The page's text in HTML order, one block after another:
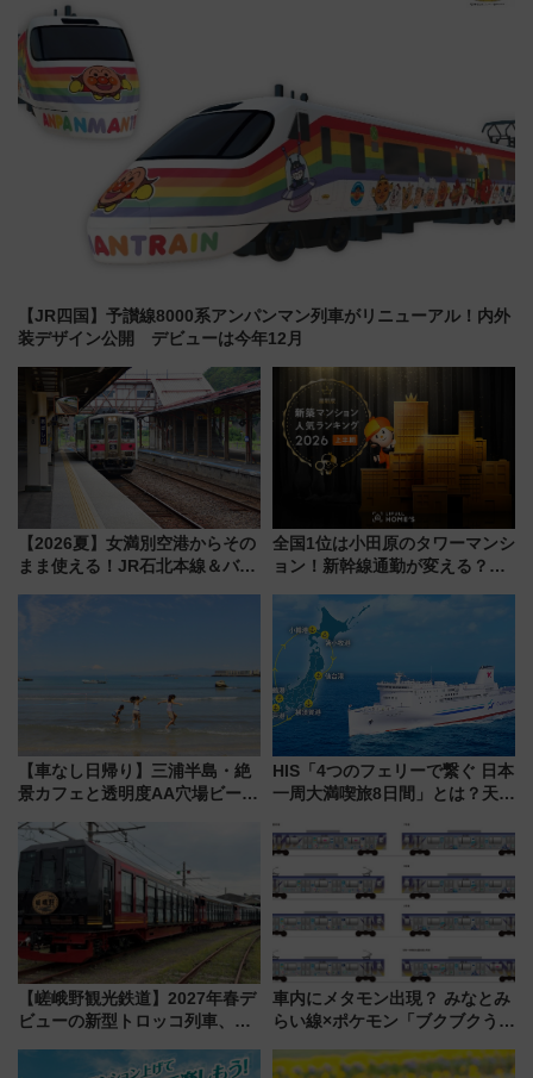
【JR四国】予讃線8000系アンパンマン列車がリニューアル！内外
装デザイン公開 デビューは今年12月
【2026夏】女満別空港からその
まま使える！JR石北本線＆バス
ーパス」でおトクに道東観光
全国1位は小田原のタワーマンシ
ョン！新幹線通勤が変える？
【新築マンション人気ランキン
グ】
【車なし日帰り】三浦半島・絶
景カフェと透明度AA穴場ビーチ
用してストレスフリー旅へ行こ
う！
HIS「4つのフェリーで繋ぐ 日本
一周大満喫旅8日間」とは？天橋
の絶景＆限定グルメを網羅！煩
雑な手続きも不要でお手軽に楽
しめるプランが登場
【嵯峨野観光鉄道】2027年春デ
ビューの新型トロッコ列車、い
は2026年で引退
車内にメタモン出現？ みなとみ
らい線×ポケモン「ブクブクうみ
行開始に！ この夏は直通列車で